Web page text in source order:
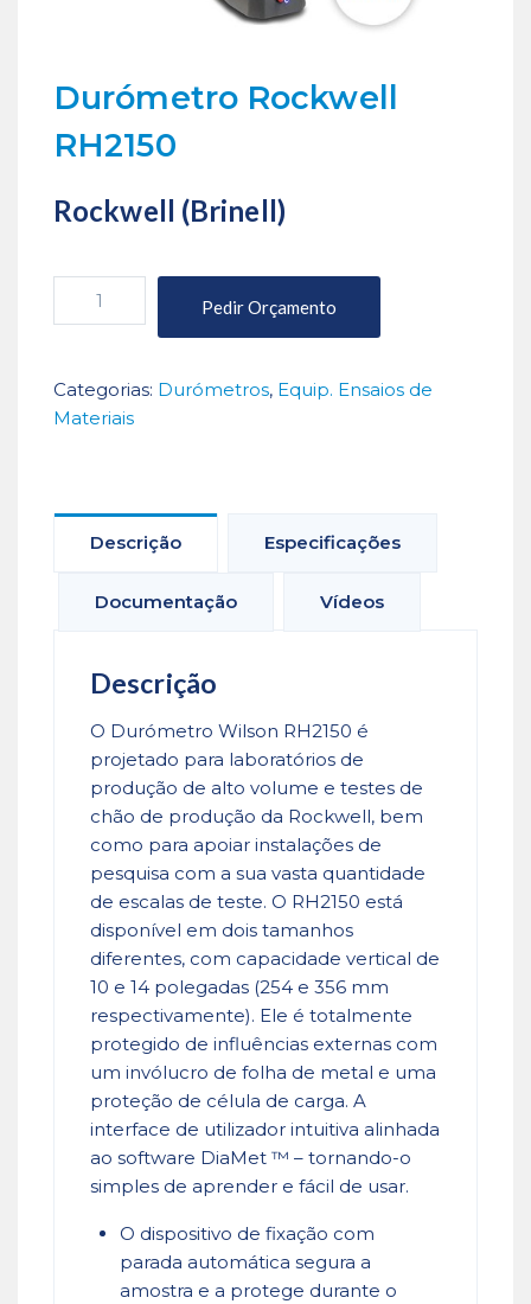
Durómetro Rockwell
RH2150
Rockwell (Brinell)
RH2150
Pedir Orçamento
Categorias: Durómetros, Equip. Ensaios de
Materiais
Descrição Especificações
Documentação Vídeos
Descrição
O Durómetro Wilson RH2150 é
projetado para laboratórios de
produção de alto volume e testes de
chão de produção da Rockwell, bem
como para apoiar instalações de
pesquisa com a sua vasta quantidade
de escalas de teste. O RH2150 está
disponível em dois tamanhos
diferentes, com capacidade vertical de
10 e 14 polegadas (254 e 356 mm
respectivamente). Ele é totalmente
protegido de influências externas com
um invólucro de folha de metal e uma
proteção de célula de carga. A
interface de utilizador intuitiva alinhada
ao software DiaMet ™ – tornando-o
simples de aprender e fácil de usar.
O dispositivo de fixação com
parada automática segura a
amostra e a protege durante o